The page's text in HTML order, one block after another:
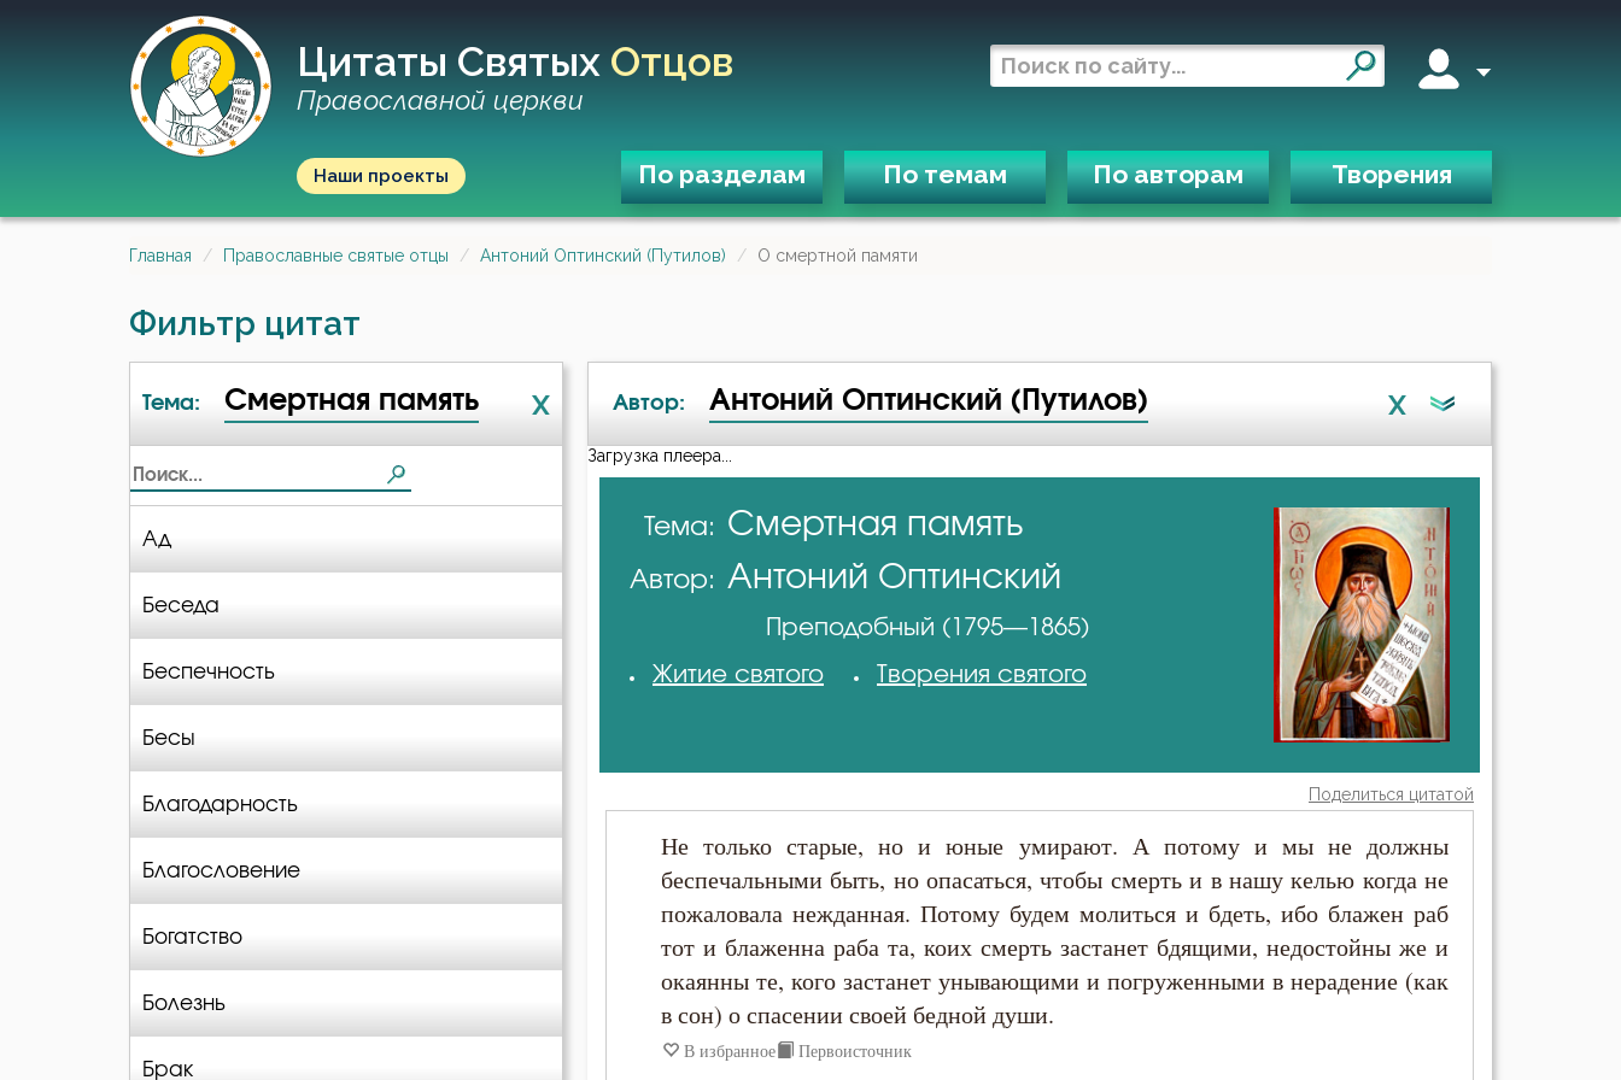
Цитаты Святых Отцов
Православной церкви
Наши проекты По разделам По темам По авторам Творения
Главная Православные святые отцы Антоний Оптинский (Путилов) О смертной памяти
Фильтр цитат
Тема: Смертная память X
Ад
Беседа
Беспечность
Бесы
Благодарность
Благословение
Богатство
Болезнь
Брак
Автор: Антоний Оптинский (Путилов) X
А-я
Авва Исайя (Скитский)
Антоний Великий
Григорий Богослов
Ефрем Сирин
Игнатий Брянчанинов
Загрузка плеера...
Тема: Смертная память
Автор: Антоний Оптинский
(Путилов)
Преподобный (1795—1865)
Житие святого
Творения святого
Поделиться цитатой
Не только старые, но и юные умирают. А потому и мы не должны
беспечальными быть, но опасаться, чтобы смерть и в нашу келью когда не
пожаловала нежданная. Потому будем молиться и бдеть, ибо блажен раб
тот и блаженна раба та, коих смерть застанет бдящими, недостойны же и
окаянны те, кого застанет унывающими и погруженными в нерадение (как
в сон) о спасении своей бедной души.
В избранное Первоисточник